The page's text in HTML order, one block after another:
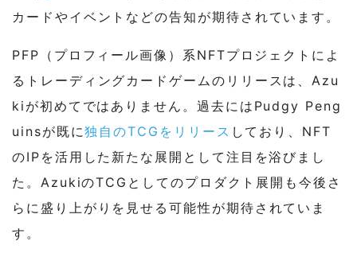
カードやイベントなどの告知が期待されています。
PFP（プロフィール画像）系NFTプロジェクトによ
るトレーディングカードゲームのリリースは、Azu
kiが初めてではありません。過去にはPudgy Peng
uinsが既に独自のTCGをリリース しており、NFT
のIPを活用した新たな展開として注目を浴びまし
た。AzukiのTCGとしてのプロダクト展開も今後さ
らに盛り上がりを見せる可能性が期待されていま
す。